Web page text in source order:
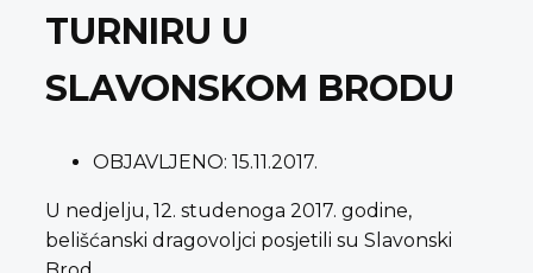
TURNIRU U
SLAVONSKOM BRODU
OBJAVLJENO: 15.11.2017.
U nedjelju, 12. studenoga 2017. godine,
belišćanski dragovoljci posjetili su Slavonski